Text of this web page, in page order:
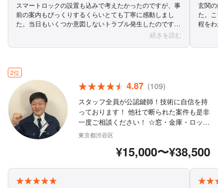
スマートロックの設置も込みで考えたかったのですが、事
前の案内もびっくりするくらいとても丁寧に感動しまし
た。当日もいくつか意図しないトラブル発生したのです
が、ひとつひとつ乗り越えてとても寄り添って頂き、プラ
続きを読む
玄関
た。
程を
2位
4.87 (109)
スタッフ全員が公認鍵師！技術に自信を持
っております！ 他社で断られた案件も是非
一度ご相談ください！ ☆窓・金庫・ロッカ
ー・デスク・ポスト・自転車 などの開錠も
東京都渋谷区
¥15,000〜¥38,500